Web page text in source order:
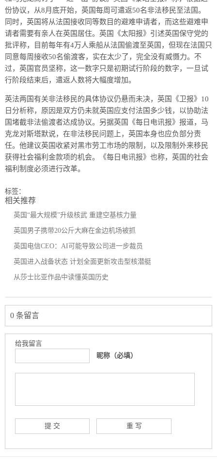
份协议，从8月底开始，英国每周可遣返50名非法移民至法国。
同时，英国将从法国接收同等数目的避难申请者，而这些避难申
请者需要有亲人在英国居住。英国《太阳报》引述英国保守党的
批评称，目前每年有4万人乘船从法国偷渡至英国，但现在法国只
同意每周接收50名偷渡客，实在太少了，完全没有威慑力。不
过，英国官员坚称，这一数字只是初期试行阶段的数字，一旦试
行阶段结束后，遣返人数将大幅度增加。
英法两国有关非法移民的具体协议仍悬而未决，英国《卫报》10
日分析称，原因是双方仍未就英国应支付法国多少钱，以协助法
国堵截非法偷渡者达成协议。另据英国《每日电讯报》报道，马
克龙对斯塔默说，在非法移民问题上，英国本身也应负部分责
任。他建议英国收紧对黑市劳工市场的限制，以及限制外来移民
获得社会福利金款项的机会。《每日电讯报》也称，英国的社会
福利制度必须进行改革。
标签：
相关推荐
英国“最大规模”升级核武 重建空基核力量
英国男子携带20公斤大麻在金边机场被抓
英国电信CEO：AI可能导致公司进一步裁员
英国进入战备状态 计划全面更新攻击型核潜艇
从莎士比亚作品中读懂英国历史
0 条留言
给我留言
昵称（必填）